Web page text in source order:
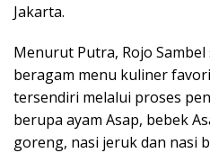
Jakarta.
Menurut Putra, Rojo
beragam menu kuliner
tersendiri melalui proses
berupa ayam Asap, bebek
goreng, nasi jeruk dan nasi